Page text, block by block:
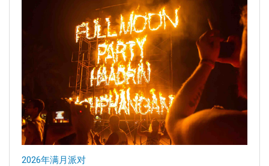
2026年满月派对